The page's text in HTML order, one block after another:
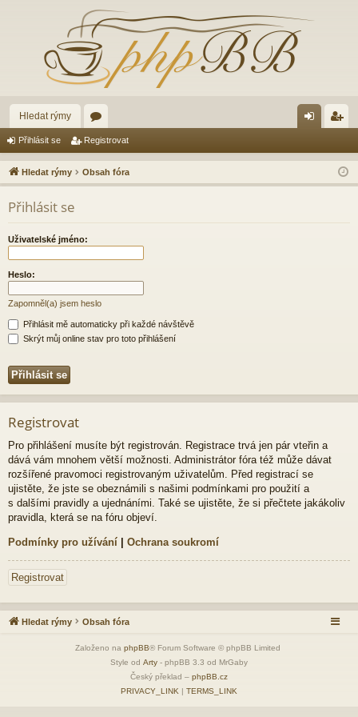
Hledat rýmy
ór
a lá
sit
ist
ro
Přihlásit se Registrovat
Hledat rýmy Obsah fóra
Přihlásit se
Uživatelské jméno:
Heslo:
Zapomněl(a) jsem heslo
Přihlásit mě automaticky při každé návštěvě
Skrýt můj online stav pro toto přihlášení
Registrovat
Pro přihlášení musíte být registrován. Registrace trvá jen pár vteřin a
dává vám mnohem větší možnosti. Administrátor fóra též může dávat
rozšířené pravomoci registrovaným uživatelům. Před registrací se
ujistěte, že jste se obeznámili s našimi podmínkami pro použití a
s dalšími pravidly a ujednáními. Také se ujistěte, že si přečtete jakákoliv
pravidla, která se na fóru objeví.
Podmínky pro užívání | Ochrana soukromí
Registrovat
Hledat rýmy Obsah fóra
Založeno na phpBB® Forum Software © phpBB Limited
Style od Arty - phpBB 3.3 od MrGaby
Český překlad – phpBB.cz
PRIVACY_LINK | TERMS_LINK